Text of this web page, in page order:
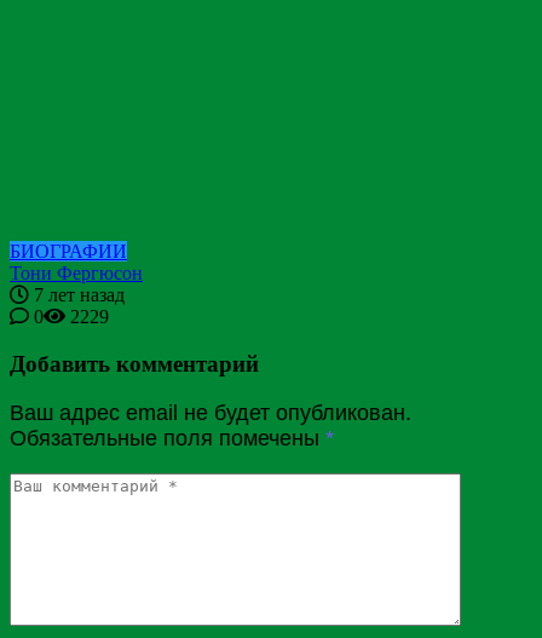
БИОГРАФИИ
Тони Фергюсон
7 лет назад
0
2229
Добавить комментарий
Ваш адрес email не будет опубликован.
Обязательные поля помечены *